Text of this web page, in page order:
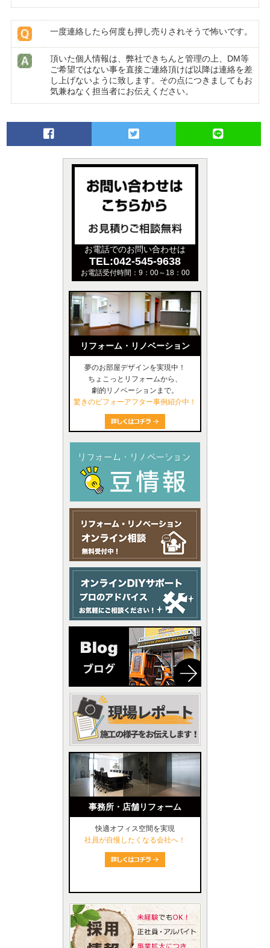
一度連絡したら何度も押し売りされそうで怖いです。
頂いた個人情報は、弊社できちんと管理の上、DM等
ご希望ではない事を直接ご連絡頂けば以降は連絡を差
し上げないように致します。その点につきましてもお
気兼ねなく担当者にお伝えください。
お電話でのお問い合わせは
TEL:042-545-9638
お電話受付時間：9：00～18：00
リフォーム・リノベーション
夢のお部屋デザインを実現中！
ちょこっとリフォームから、
劇的リノベーションまで。
驚きのビフォーアフター事例紹介中！
事務所・店舗リフォーム
快適オフィス空間を実現
社員が自慢したくなる会社へ！